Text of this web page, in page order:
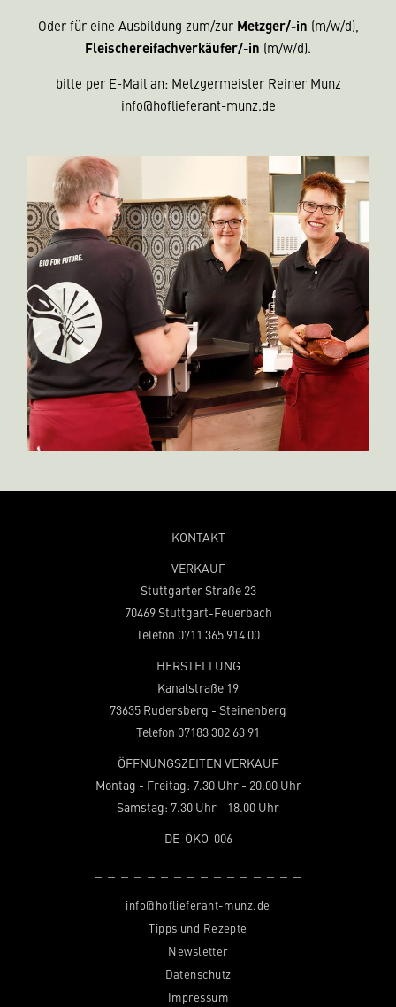
Oder für eine Ausbildung zum/zur Metzger/-in (m/w/d),
Fleischereifachverkäufer/-in (m/w/d).
bitte per E-Mail an: Metzgermeister Reiner Munz
info@hoflieferant-munz.de
KONTAKT
VERKAUF
Stuttgarter Straße 23
70469 Stuttgart-Feuerbach
Telefon 0711 365 914 00
HERSTELLUNG
Kanalstraße 19
73635 Rudersberg - Steinenberg
Telefon 07183 302 63 91
ÖFFNUNGSZEITEN VERKAUF
Montag - Freitag: 7.30 Uhr - 20.00 Uhr
Samstag: 7.30 Uhr - 18.00 Uhr
DE-ÖKO-006
info@hoflieferant-munz.de
Tipps und Rezepte
Newsletter
Datenschutz
Impressum